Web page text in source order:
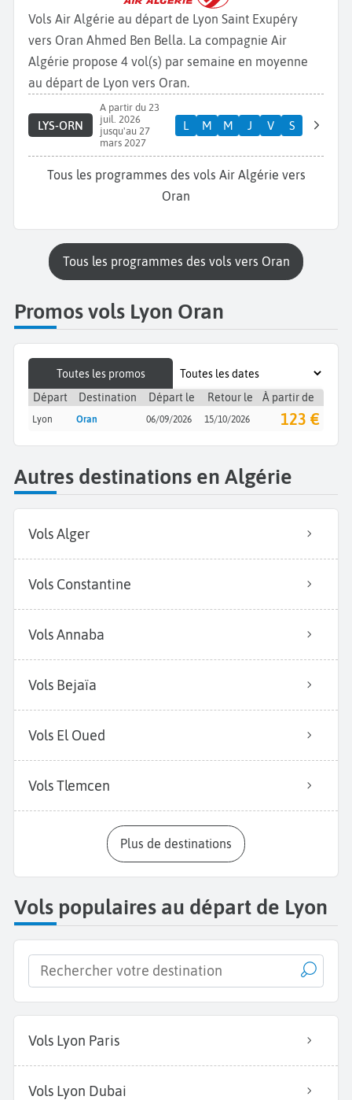
Vols Air Algérie au départ de Lyon Saint Exupéry
vers Oran Ahmed Ben Bella. La compagnie Air
Algérie propose 4 vol(s) par semaine en moyenne
au départ de Lyon vers Oran.
LYS-ORN
A partir du 23
juil. 2026
jusqu'au 27
mars 2027
L M M J V S
Tous les programmes des vols Air Algérie vers
Oran
Tous les programmes des vols vers Oran
Promos vols Lyon Oran
Toutes les promos
Départ
Destination Départ le Retour le À partir de
Lyon Oran 06/09/2026 15/10/2026 123 €
Autres destinations en Algérie
Vols Alger
Vols Constantine
Vols Annaba
Vols Bejaïa
Vols El Oued
Vols Tlemcen
Plus de destinations
Vols populaires au départ de Lyon
Vols Lyon Paris
Vols Lyon Dubai